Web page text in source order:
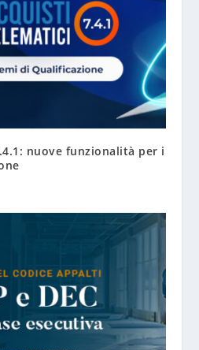
nuove funzionalità per i